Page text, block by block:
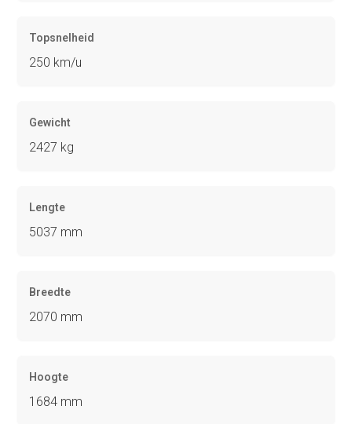
Topsnelheid
250 km/u
Gewicht
2427 kg
Lengte
5037 mm
Breedte
2070 mm
Hoogte
1684 mm